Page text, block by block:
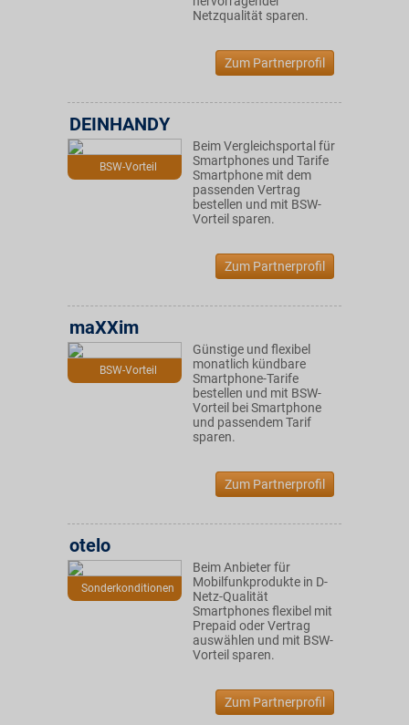
Netzqualität sparen.
Zum Partnerprofil
BSW-Vorteil
DEINHANDY
Beim Vergleichsportal für
Smartphones und Tarife
Smartphone mit dem
passenden Vertrag
bestellen und mit BSW-
Vorteil sparen.
Zum Partnerprofil
BSW-Vorteil
maXXim
Günstige und flexibel
monatlich kündbare
Smartphone-Tarife
bestellen und mit BSW-
Vorteil bei Smartphone
und passendem Tarif
sparen.
Zum Partnerprofil
Sonderkonditionen
otelo
Beim Anbieter für
Mobilfunkprodukte in D-
Netz-Qualität
Smartphones flexibel mit
Prepaid oder Vertrag
auswählen und mit BSW-
Vorteil sparen.
Zum Partnerprofil